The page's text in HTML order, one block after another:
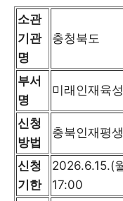
소관
기관
명
충청북도
부서
명
미래인재육
신청
방법
충북인재평
신청
기한
2026.6.15.(
17:00